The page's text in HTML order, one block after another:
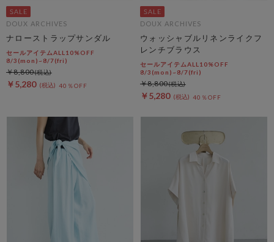
DOUX ARCHIVES
ナローストラップサンダル
セールアイテムALL10%OFF
8/3(mon)~8/7(fri)
￥5,280 40％OFF
￥8,800
DOUX ARCHIVES
ウォッシャブルリネンライクフ
レンチブラウス
セールアイテムALL10%OFF
8/3(mon)~8/7(fri)
￥5,280 40％OFF
￥8,800